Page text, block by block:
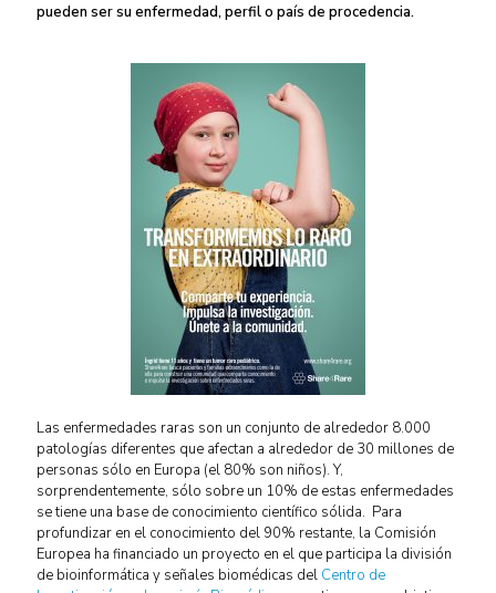
pueden ser su enfermedad, perfil o país de procedencia.
Las enfermedades raras son un conjunto de alrededor 8.000
patologías diferentes que afectan a alrededor de 30 millones de
personas sólo en Europa (el 80% son niños). Y,
sorprendentemente, sólo sobre un 10% de estas enfermedades
se tiene una base de conocimiento científico sólida. Para
profundizar en el conocimiento del 90% restante, la Comisión
Europea ha financiado un proyecto en el que participa la división
de bioinformática y señales biomédicas del Centro de